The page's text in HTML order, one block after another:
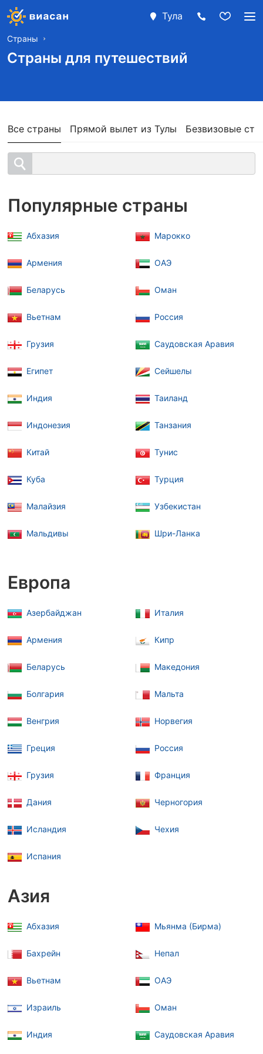
Тула
Страны
Страны для путешествий
Все страны Прямой вылет из Тулы Безвизовые
Популярные страны
Абхазия
Армения
Беларусь
Вьетнам
Грузия
Египет
Индия
Индонезия
Китай
Куба
Малайзия
Мальдивы
Марокко
ОАЭ
Оман
Россия
Саудовская Аравия
Сейшелы
Таиланд
Танзания
Тунис
Турция
Узбекистан
Шри-Ланка
Европа
Азербайджан
Армения
Беларусь
Болгария
Венгрия
Греция
Грузия
Дания
Исландия
Испания
Италия
Кипр
Македония
Мальта
Норвегия
Россия
Франция
Черногория
Чехия
Азия
Абхазия
Бахрейн
Вьетнам
Израиль
Индия
Мьянма (Бирма)
Непал
ОАЭ
Оман
Саудовская Аравия